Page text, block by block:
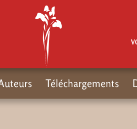
Téléchargements